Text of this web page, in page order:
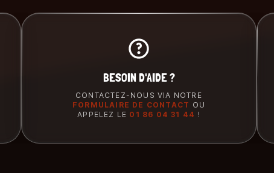
BESOIN D'AIDE ?
CONTACTEZ-NOUS VIA NOTRE
FORMULAIRE DE CONTACT OU
APPELEZ LE 01 86 04 31 44 !